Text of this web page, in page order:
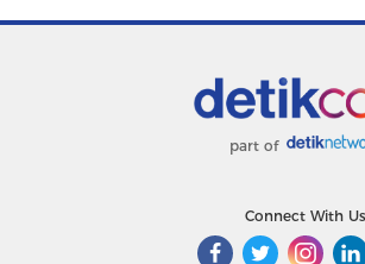
part of
Connect With Us